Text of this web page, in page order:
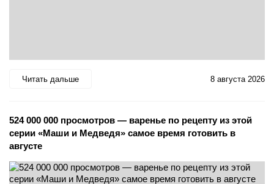
Читать дальше 8 августа 2026
524 000 000 просмотров — варенье по рецепту из этой
серии «Маши и Медведя» самое время готовить в
августе